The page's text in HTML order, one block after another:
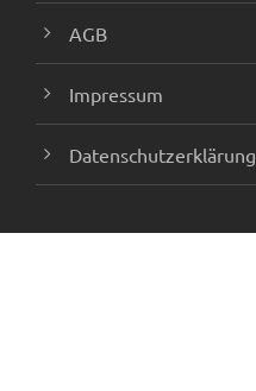
AGB
Impressum
Datenschutzerklärung